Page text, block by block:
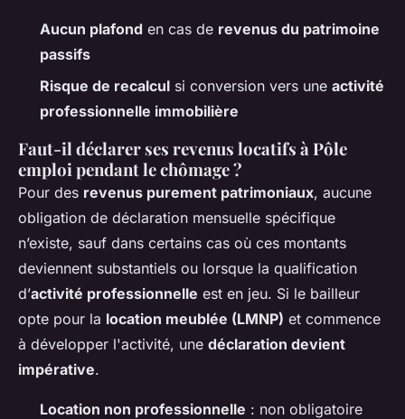
Aucun plafond en cas de revenus du patrimoine
passifs
Risque de recalcul si conversion vers une activité
professionnelle immobilière
Faut-il déclarer ses revenus locatifs à Pôle
emploi pendant le chômage ?
Pour des revenus purement patrimoniaux, aucune
obligation de déclaration mensuelle spécifique
n’existe, sauf dans certains cas où ces montants
deviennent substantiels ou lorsque la qualification
d’activité professionnelle est en jeu. Si le bailleur
opte pour la location meublée (LMNP) et commence
à développer l'activité, une déclaration devient
impérative.
Location non professionnelle : non obligatoire